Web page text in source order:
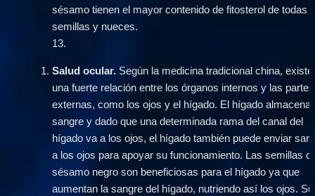
sésamo tienen el mayor contenido de fitosterol de todas
semillas y nueces.
13.
Salud ocular. Según la medicina tradicional china, existe
una fuerte relación entre los órganos internos y las partes
externas, como los ojos y el hígado. El hígado almacena
sangre y dado que una determinada rama del canal del
hígado va a los ojos, el hígado también puede enviar
a los ojos para apoyar su funcionamiento. Las semillas
sésamo negro son beneficiosas para el hígado ya que
aumentan la sangre del hígado, nutriendo así los ojos.